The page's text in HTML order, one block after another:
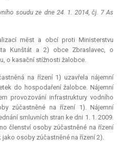
soudu ze dne 24. 1. 2014, čj. 7 As
měst a obcí proti Ministerstvu
Kunštát a 2) obce Zbraslavec, o
o kasační stížnosti žalobce.
na řízení 1) uzavřela nájemní
do hospodaření žalobce. Nájemní
provozování infrastruktury vodního
zúčastněné na řízení 1). Nájemní
smluvních stran ke dni 1. 1. 2009.
členství osoby zúčastněné na řízení
osoby zúčastněné na řízení 2).